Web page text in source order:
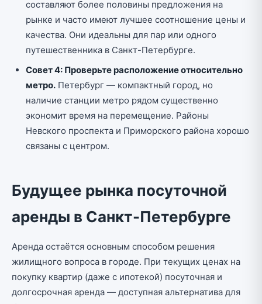
составляют более половины предложения на
рынке и часто имеют лучшее соотношение цены и
качества. Они идеальны для пар или одного
путешественника в Санкт-Петербурге.
Совет 4: Проверьте расположение относительно
метро. Петербург — компактный город, но
наличие станции метро рядом существенно
экономит время на перемещение. Районы
Невского проспекта и Приморского района хорошо
связаны с центром.
Будущее рынка посуточной
аренды в Санкт-Петербурге
Аренда остаётся основным способом решения
жилищного вопроса в городе. При текущих ценах на
покупку квартир (даже с ипотекой) посуточная и
долгосрочная аренда — доступная альтернатива для